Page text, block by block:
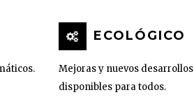
ECOLÓGICO
Mejoras y nuevos desarrollos
disponibles para todos.